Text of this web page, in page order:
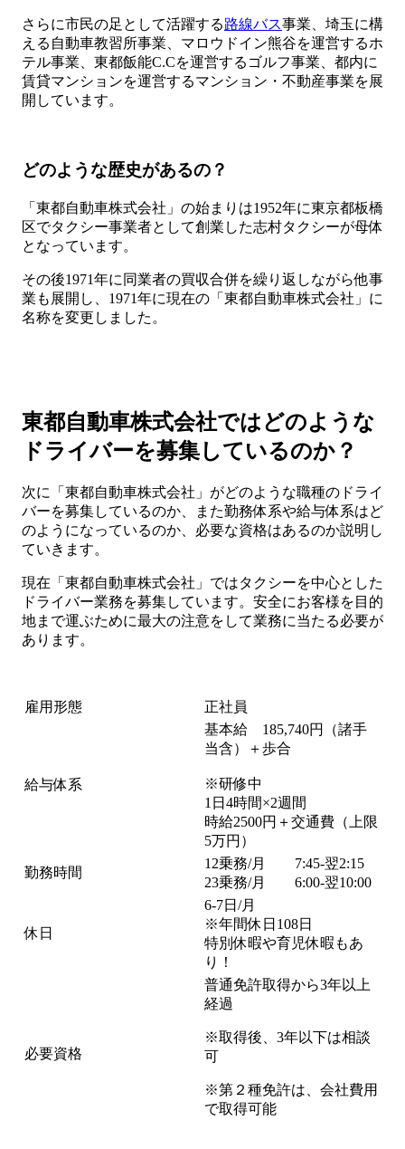
さらに市民の足として活躍する路線バス事業、埼玉に構
える自動車教習所事業、マロウドイン熊谷を運営するホ
テル事業、東都飯能C.Cを運営するゴルフ事業、都内に
賃貸マンションを運営するマンション・不動産事業を展
開しています。
どのような歴史があるの？
「東都自動車株式会社」の始まりは1952年に東京都板橋
区でタクシー事業者として創業した志村タクシーが母体
となっています。
その後1971年に同業者の買収合併を繰り返しながら他事
業も展開し、1971年に現在の「東都自動車株式会社」に
名称を変更しました。
東都自動車株式会社ではどのような
ドライバーを募集しているのか？
次に「東都自動車株式会社」がどのような職種のドライ
バーを募集しているのか、また勤務体系や給与体系はど
のようになっているのか、必要な資格はあるのか説明し
ていきます。
現在「東都自動車株式会社」ではタクシーを中心とした
ドライバー業務を募集しています。安全にお客様を目的
地まで運ぶために最大の注意をして業務に当たる必要が
あります。
雇用形態 正社員
給与体系
基本給 185,740円（諸手
当含）＋歩合
※研修中
1日4時間×2週間
時給2500円＋交通費（上限
5万円）
勤務時間
12乗務/月 7:45-翌2:15
23乗務/月 6:00-翌10:00
休日
6-7日/月
※年間休日108日
特別休暇や育児休暇もあ
り！
必要資格
普通免許取得から3年以上
経過
※取得後、3年以下は相談
可
※第２種免許は、会社費用
で取得可能